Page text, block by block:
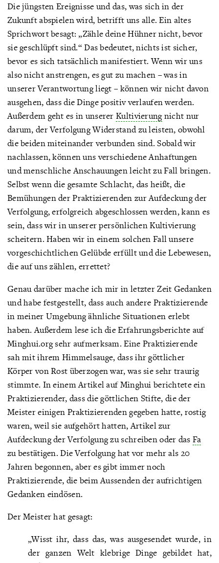
Die jüngsten Ereignisse und das, was sich in der
Zukunft abspielen wird, betrifft uns alle. Ein altes
Sprichwort besagt: „Zähle deine Hühner nicht, bevor
sie geschlüpft sind.“ Das bedeutet, nichts ist sicher,
bevor es sich tatsächlich manifestiert. Wenn wir uns
also nicht anstrengen, es gut zu machen – was in
unserer Verantwortung liegt – können wir nicht davon
ausgehen, dass die Dinge positiv verlaufen werden.
Außerdem geht es in unsererKultivierungnicht nur
darum, der Verfolgung Widerstand zu leisten, obwohl
die beiden miteinander verbunden sind. Sobald wir
nachlassen, können uns verschiedene Anhaftungen
und menschliche Anschauungen leicht zu Fall bringen.
Selbst wenn die gesamte Schlacht, das heißt, die
Bemühungen der Praktizierenden zur Aufdeckung der
Verfolgung, erfolgreich abgeschlossen werden, kann es
sein, dass wir in unserer persönlichen Kultivierung
scheitern. Haben wir in einem solchen Fall unsere
vorgeschichtlichen Gelübde erfüllt und die Lebewesen,
die auf uns zählen, errettet?
Genau darüber mache ich mir in letzter Zeit Gedanken
und habe festgestellt, dass auch andere Praktizierende
in meiner Umgebung ähnliche Situationen erlebt
haben. Außerdem lese ich die Erfahrungsberichte auf
Minghui.org sehr aufmerksam. Eine Praktizierende
sah mit ihrem Himmelsauge, dass ihr göttlicher
Körper von Rost überzogen war, was sie sehr traurig
stimmte. In einem Artikel auf Minghui berichtete ein
Praktizierender, dass die göttlichen Stifte, die der
Meister einigen Praktizierenden gegeben hatte, rostig
waren, weil sie aufgehört hatten, Artikel zur
Aufdeckung der Verfolgung zu schreiben oder das Fa
zu bestätigen. Die Verfolgung hat vor mehr als 20
Jahren begonnen, aber es gibt immer noch
Praktizierende, die beim Aussenden der aufrichtigen
Gedanken eindösen.
Der Meister hat gesagt:
„Wisst ihr, dass das, was ausgesendet wurde, in
der ganzen Welt klebrige Dinge gebildet hat,